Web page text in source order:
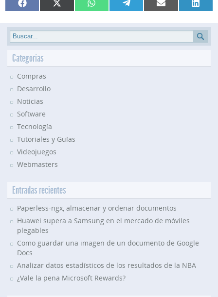
Compartir
en
Facebook Compartir
en
X
(Twitter)
Compartir
en
WhatsApp Compartir
en
Compartir
en
Email
en
Categorías
Compras
Desarrollo
Noticias
Software
Tecnología
Tutoriales y Guías
Videojuegos
Webmasters
Entradas recientes
Paperless-ngx, almacenar y ordenar documentos
Huawei supera a Samsung en el mercado de móviles
plegables
Como guardar una imagen de un documento de Google
Docs
Analizar datos estadísticos de los resultados de la NBA
¿Vale la pena Microsoft Rewards?